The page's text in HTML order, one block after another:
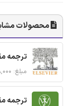
محصولات
ترجمه
مبلغ: ۱۲۸,۰۰۰ تومان
ترجمه